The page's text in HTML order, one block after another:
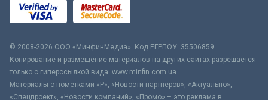
© 2008-2026 ООО «МинфинМедиа». Код ЕГРПОУ: 35506859
Копирование и размещение материалов на других сайтах разрешается
только с гиперссылкой вида: www.minfin.com.ua
Материалы с пометками «Р», «Новости партнёров», «Актуально»,
«Спецпроект», «Новости компаний», «Промо» – это реклама в